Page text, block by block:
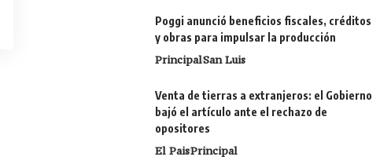
Poggi anunció beneficios fiscales, créditos
y obras para impulsar la producción
PrincipalSan Luis
Venta de tierras a extranjeros: el Gobierno
bajó el artículo ante el rechazo de
opositores
El PaisPrincipal